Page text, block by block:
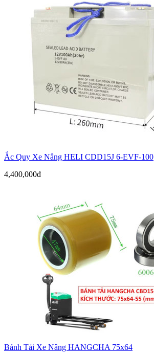
Ắc Quy Xe Nâng HELI CDD15J 6-EVF-100
4,400,000đ
Bánh Tải Xe Nâng HANGCHA 75x64